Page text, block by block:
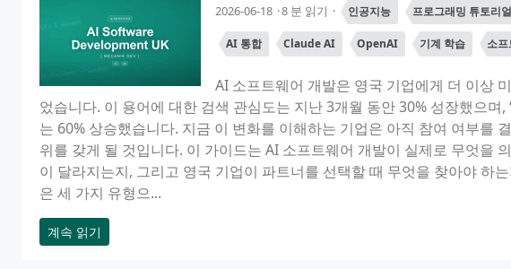
2026-06-18 8 분 읽기 인공지능 프로그래밍 튜토리얼
AI 통합 Claude AI OpenAI 기계 학습 소
AI 소프트웨어 개발은 영국 기업에게 더 이상
었습니다. 이 용어에 대한 검색 관심도는 지난 3개월 동안 30% 성장했으며
는 60% 상승했습니다. 지금 이 변화를 이해하는 기업은 아직 참여 여부를
위를 갖게 될 것입니다. 이 가이드는 AI 소프트웨어 개발이 실제로 무엇을
이 달라지는지, 그리고 영국 기업이 파트너를 선택할 때 무엇을 찾아야 하
은 세 가지 유형으...
계속 읽기